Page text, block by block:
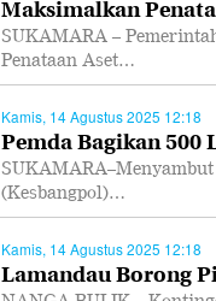
Maksimalkan
SUKAMARA –
Penataan Aset…
Kamis, 14 Agustus 2025 12:18
Pemda Bagikan 500
(Kesbangpol)…
Kamis, 14 Agustus 2025 12:18
Lamandau Borong